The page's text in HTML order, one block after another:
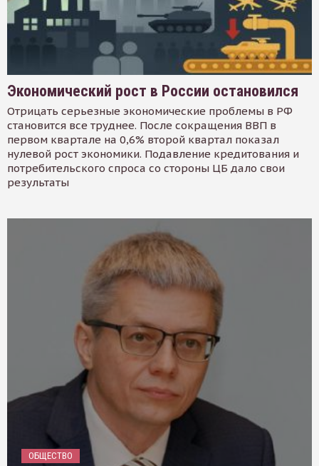
Экономический рост в России остановился
Отрицать серьезные экономические проблемы в РФ
становится все труднее. После сокращения ВВП в
первом квартале на 0,6% второй квартал показал
нулевой рост экономики. Подавление кредитования и
потребительского спроса со стороны ЦБ дало свои
результаты
ОБЩЕСТВО